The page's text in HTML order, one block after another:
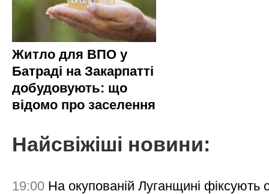
Житло для ВПО у
Батраді на Закарпатті
добудовують: що
відомо про заселення
Найсвіжіші новини:
19:00 На окупованій Луганщині фіксують